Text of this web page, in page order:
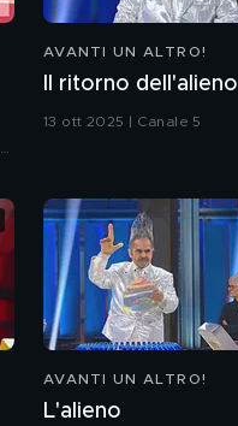
AVANTI UN ALTRO!
Il ritorno dell'alieno
13 ott 2025 | Canale 5
AVANTI UN ALTRO!
L'alieno